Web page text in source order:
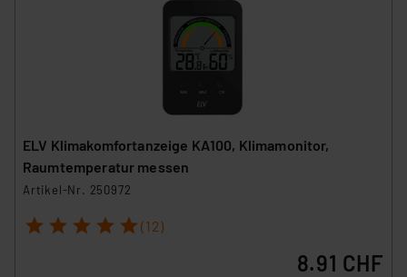
ELV Klimakomfortanzeige KA100, Klimamonitor,
Raumtemperatur messen
Artikel-Nr. 250972
1 2 3 4 5 (12)
8.91 CHF